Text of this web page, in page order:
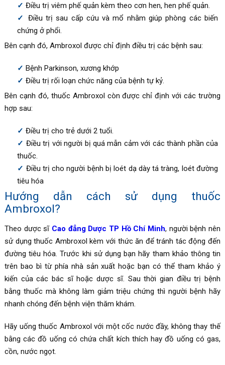
Điều trị viêm phế quản kèm theo cơn hen, hen phế quản.
Điều trị sau cấp cứu và mổ nhằm giúp phòng các biến
chứng ở phổi.
Bên cạnh đó, Ambroxol được chỉ định điều trị các bệnh sau:
Bệnh Parkinson, xương khớp
Điều trị rối loạn chức năng của bệnh tự kỷ.
Bên cạnh đó, thuốc Ambroxol còn được chỉ định với các trường
hợp sau:
Điều trị cho trẻ dưới 2 tuổi.
Điều trị với người bị quá mẫn cảm với các thành phần của
thuốc.
Điều trị cho người bệnh bị loét dạ dày tá tràng, loét đường
tiêu hóa
Hướng dẫn cách sử dụng thuốc
Ambroxol?
Theo dược sĩ Cao đẳng Dược TP Hồ Chí Minh, người bệnh nên
sử dụng thuốc Ambroxol kèm với thức ăn để tránh tác động đến
đường tiêu hóa. Trước khi sử dụng bạn hãy tham khảo thông tin
trên bao bì từ phía nhà sản xuất hoặc bạn có thể tham khảo ý
kiến của các bác sĩ hoặc dược sĩ. Sau thời gian điều trị bệnh
bằng thuốc mà không làm giảm triệu chứng thì người bệnh hãy
nhanh chóng đến bệnh viện thăm khám.
Hãy uống thuốc Ambroxol với một cốc nước đầy, không thay thế
bằng các đồ uống có chứa chất kích thích hay đồ uống có gas,
cồn, nước ngọt.